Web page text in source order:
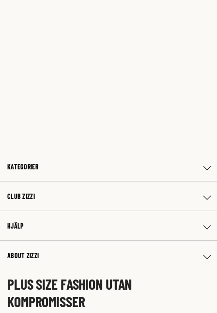
KATEGORIER
CLUB ZIZZI
HJÄLP
ABOUT ZIZZI
PLUS SIZE FASHION UTAN
KOMPROMISSER